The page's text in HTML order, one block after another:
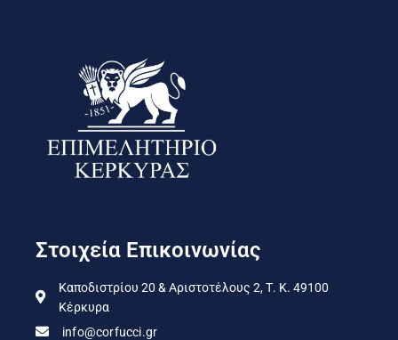
Στοιχεία Επικοινωνίας
Καποδιστρίου 20 & Αριστοτέλους 2, Τ. Κ. 49100
Κέρκυρα
info@corfucci.gr